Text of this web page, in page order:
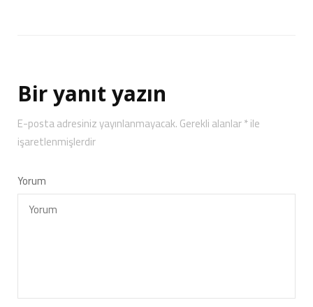
Bir yanıt yazın
E-posta adresiniz yayınlanmayacak.Gerekli alanlar*ile
işaretlenmişlerdir
Yorum